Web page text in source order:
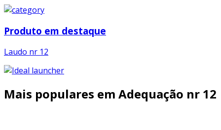
Produto em destaque
Laudo nr 12
Mais populares em Adequação nr 12